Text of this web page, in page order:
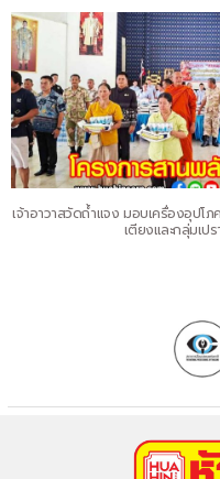
เจ้าอาวาสวัดถ้ำแจง มอบเครื่องอุปโ
เตียงและกลุ่มเปร